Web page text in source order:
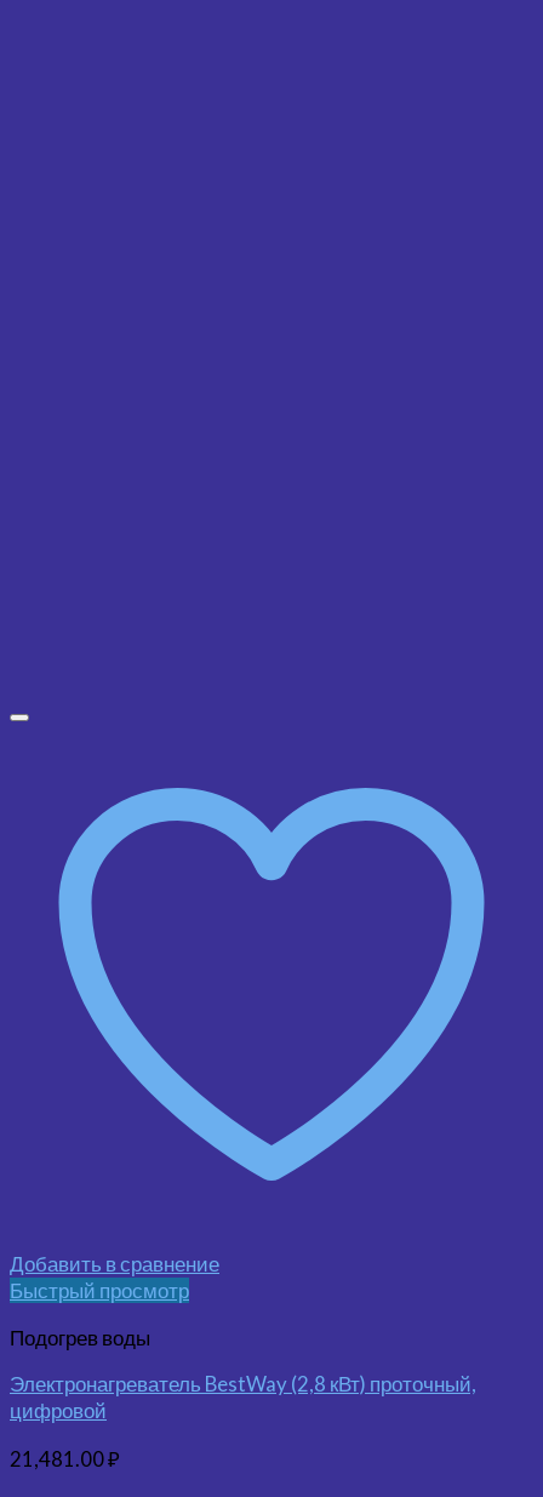
Добавить в сравнение
Быстрый просмотр
Подогрев воды
Электронагреватель BestWay (2,8 кВт) проточный,
цифровой
21,481.00₽